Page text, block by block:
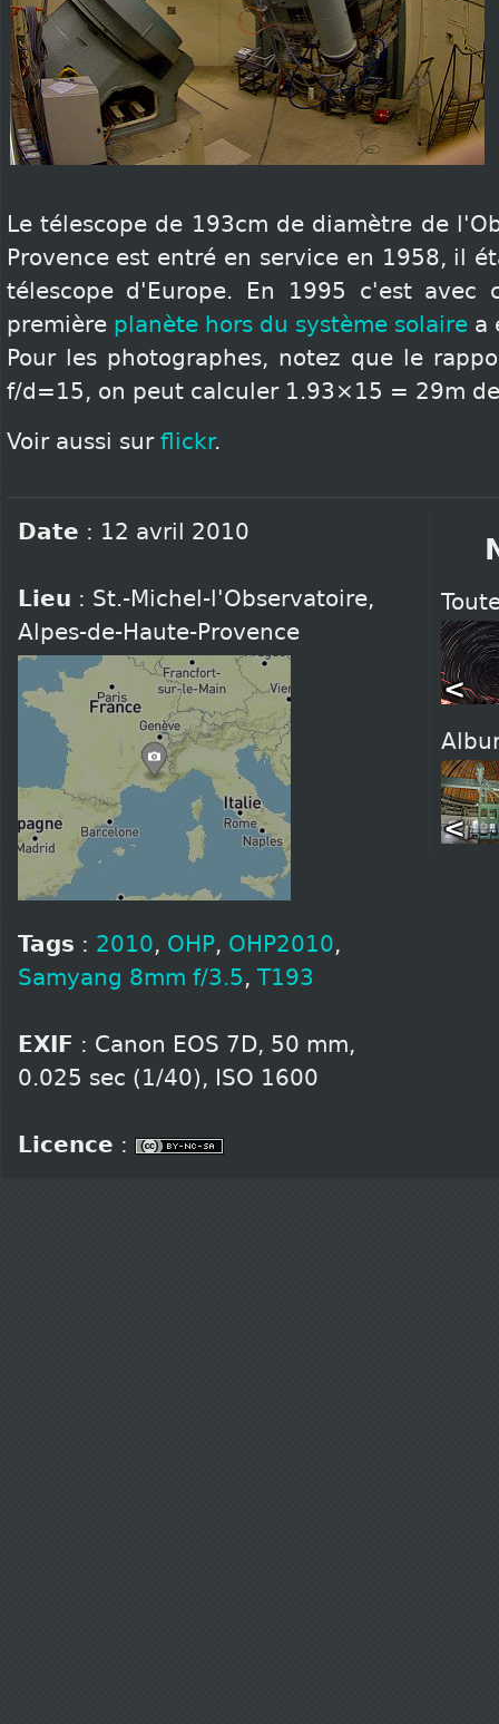
Le télescope de 193cm de diamètre de
Provence est entré en service en 1958, il
télescope d'Europe. En 1995 c'est avec
première planète hors du système solairea
Pour les photographes, notez que le
f/d=15, on peut calculer 1.93×15 = 29m
Voir aussi sur flickr.
Date : 12 avril 2010
Lieu : St.-Michel-l'Observatoire,
Alpes-de-Haute-Provence
Tags : 2010, OHP, OHP2010,
Samyang 8mm f/3.5, T193
EXIF : Canon EOS 7D, 50 mm,
0.025 sec (1/40), ISO 1600
Licence :
<
<